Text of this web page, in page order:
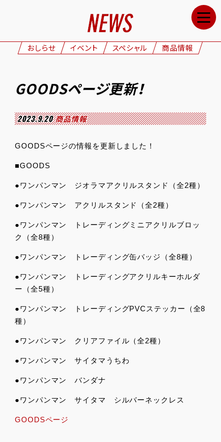
NEWS
STAFF&CAST
CHARACTERS
ONAIR
おしらせ イベント スペシャル 商品情報
GOODSページ更新！
2023.9.20 商品情報
GOODSページの情報を更新しました！
■GOODS
●ワンパンマン ジオラマアクリルスタンド（全2種）
●ワンパンマン アクリルスタンド（全2種）
●ワンパンマン トレーディングミニアクリルブロッ
ク（全8種）
●ワンパンマン トレーディング缶バッジ（全8種）
●ワンパンマン トレーディングアクリルキーホルダ
ー（全5種）
●ワンパンマン トレーディングPVCステッカー（全8
種）
●ワンパンマン クリアファイル（全2種）
●ワンパンマン サイタマうちわ
●ワンパンマン バンダナ
●ワンパンマン サイタマ シルバーネックレス
GOODSページ